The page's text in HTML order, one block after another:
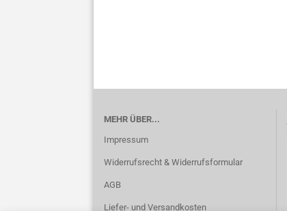
MEHR ÜBER...
Impressum
Widerrufsrecht & Widerrufsformular
AGB
Liefer- und Versandkosten